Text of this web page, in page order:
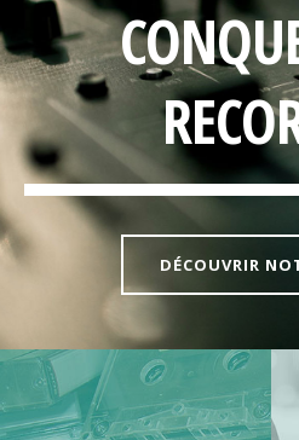
DÉCOUVRIR